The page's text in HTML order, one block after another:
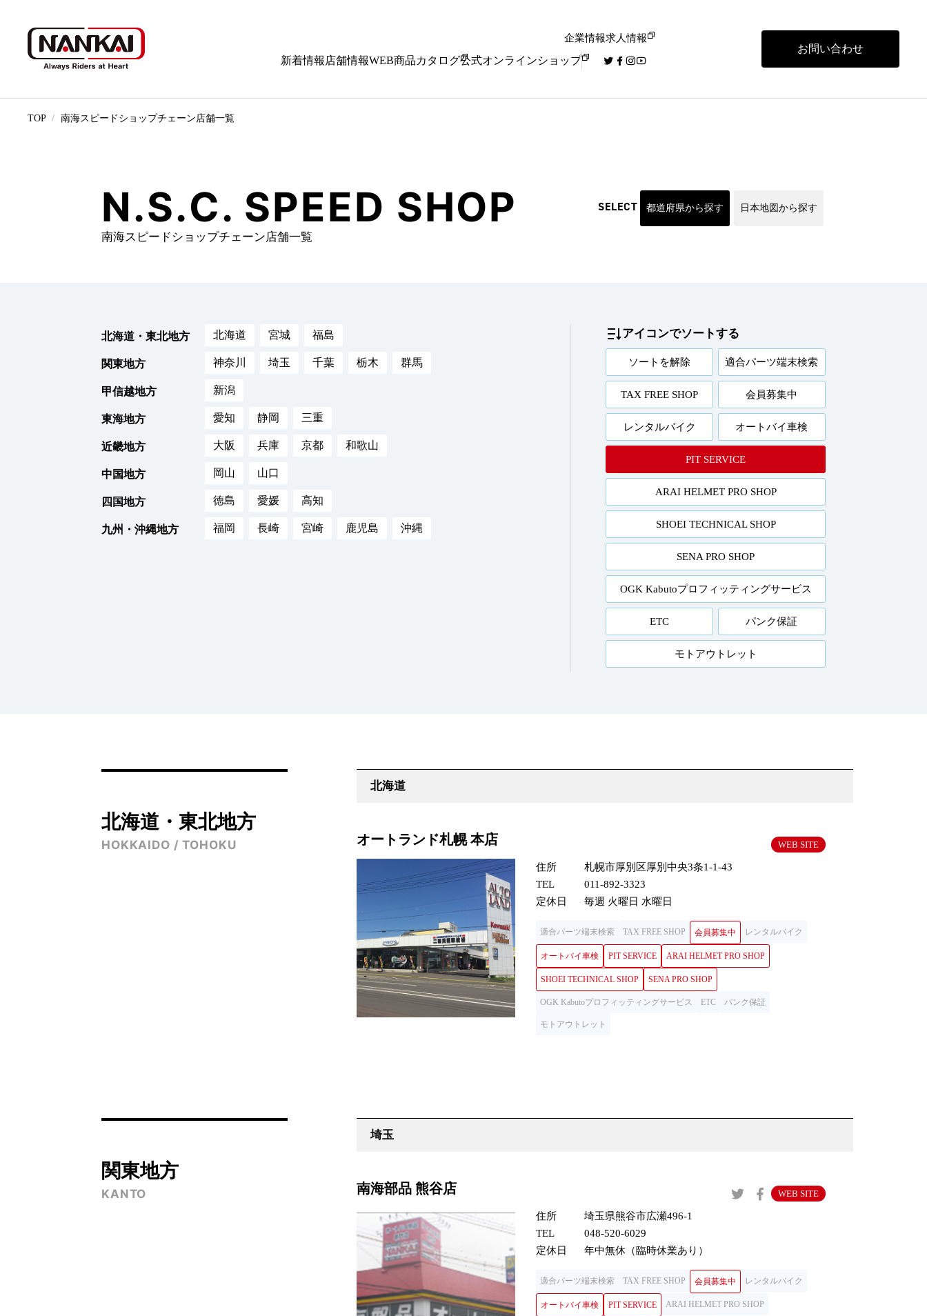
企業情報求人情報
新着情報 店舗情報WEB商品カタログ公式オンラインショップ
お問い合わせ
TOP 南海スピードショップチェーン店舗一覧
N.S.C. SPEED SHOP
南海スピードショップチェーン店舗一覧
SELECT 都道府県から探す 日本地図から探す
北海道・東北地方 北海道 宮城 福島
関東地方 神奈川 埼玉 千葉 栃木 群馬
甲信越地方 新潟
東海地方 愛知 静岡 三重
近畿地方 大阪 兵庫 京都 和歌山
中国地方 岡山 山口
四国地方 徳島 愛媛 高知
九州・沖縄地方 福岡 長崎 宮崎 鹿児島 沖縄
アイコンでソートする
ソートを解除 適合パーツ端末検索
TAX FREE SHOP 会員募集中
レンタルバイク オートバイ車検
PIT SERVICE
ARAI HELMET PRO SHOP
SHOEI TECHNICAL SHOP
SENA PRO SHOP
OGK Kabutoプロフィッティングサービス
ETC パンク保証
モトアウトレット
北海道・東北地方
HOKKAIDO / TOHOKU オートランド札幌 本店 WEB SITE
住所
札幌市厚別区厚別中央3条1-1-43
TEL
011-892-3323
定休日
毎週 火曜日 水曜日
適合パーツ端末検索 TAX FREE SHOP 会員募集中 レンタルバイク
オートバイ車検 PIT SERVICE ARAI HELMET PRO SHOP
SHOEI TECHNICAL SHOP SENA PRO SHOP
OGK Kabutoプロフィッティングサービス ETC パンク保証
モトアウトレット
関東地方
KANTO 南海部品 熊谷店 WEB SITE
住所
埼玉県熊谷市広瀬496-1
TEL
048-520-6029
定休日
年中無休（臨時休業あり）
適合パーツ端末検索 TAX FREE SHOP 会員募集中 レンタルバイク
オートバイ車検 PIT SERVICE ARAI HELMET PRO SHOP